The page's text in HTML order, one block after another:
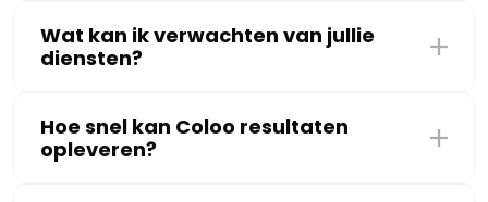
Wat kan ik verwachten van jullie
diensten?
Hoe snel kan Coloo resultaten
opleveren?